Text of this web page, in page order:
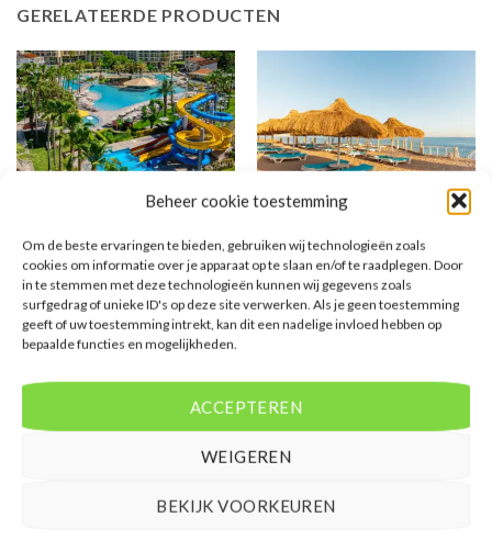
Beheer cookie toestemming
Om de beste ervaringen te bieden, gebruiken wij technologieën zoals
cookies om informatie over je apparaat op te slaan en/of te raadplegen. Door
in te stemmen met deze technologieën kunnen wij gegevens zoals
surfgedrag of unieke ID's op deze site verwerken. Als je geen toestemming
geeft of uw toestemming intrekt, kan dit een nadelige invloed hebben op
bepaalde functies en mogelijkheden.
ACCEPTEREN
WEIGEREN
BEKIJK VOORKEUREN
GERELATEERDE PRODUCTEN
Arum Barut Collection
Gewaardeerd
5uit 5
€ 1.043,00
Arum Barut Collection is een 5
sterren accommodatie in Side-
bij onze partner Corendon. Nu
vanaf EUR 1043.00 per persoon.
Sunrise Remal Resort
Gewaardeerd
4uit 5
€554,00
Sunrise Remal Resort is een 4
onze partner Corendon. Nu vanaf
EUR 554.00 per persoon.